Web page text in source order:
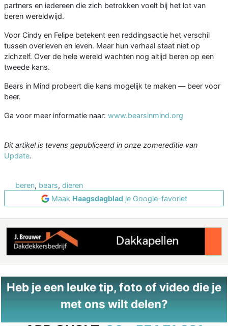
partners en iedereen die zich betrokken voelt bij het lot van
beren wereldwijd.
Voor Cindy en Felipe betekent een reddingsactie het verschil
tussen overleven en leven. Maar hun verhaal staat niet op
zichzelf. Over de hele wereld wachten nog altijd beren op een
tweede kans.
Bears in Mind probeert die kans mogelijk te maken — beer voor
beer.
Ga voor meer informatie naar: www.bearsinmind.org
Dit artikel is tevens gepubliceerd in onze zomereditie van
Update.
beren, bears, dieren
Maak Haagsdagbladje Google-favoriet
Heb je een leuke tip, foto of video die je
met ons wilt delen?